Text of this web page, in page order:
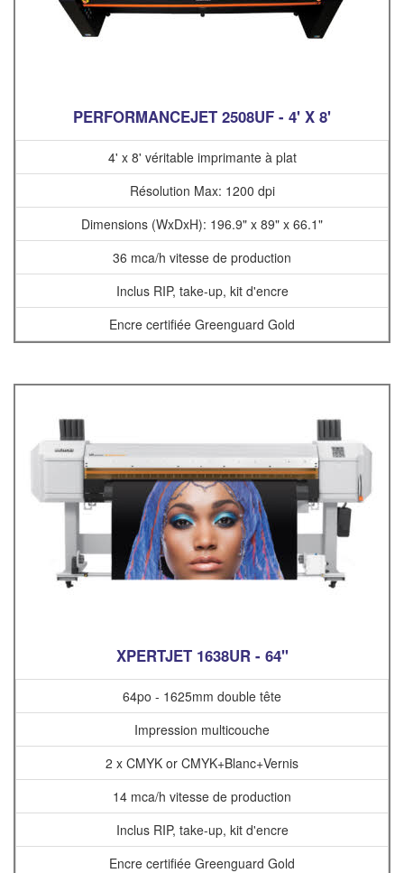
PERFORMANCEJET 2508UF - 4' X 8'
4' x 8' véritable imprimante à plat
Résolution Max: 1200 dpi
Dimensions (WxDxH): 196.9" x 89" x 66.1"
36 mca/h vitesse de production
Inclus RIP, take-up, kit d'encre
Encre certifiée Greenguard Gold
XPERTJET 1638UR - 64"
64po - 1625mm double tête
Impression multicouche
2 x CMYK or CMYK+Blanc+Vernis
14 mca/h vitesse de production
Inclus RIP, take-up, kit d'encre
Encre certifiée Greenguard Gold